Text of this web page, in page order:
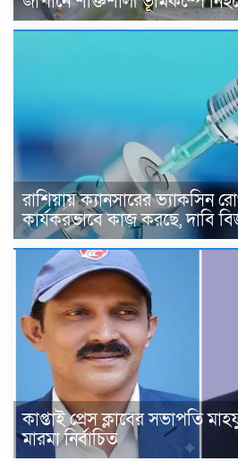
রাশিয়ায় ক্যানসারের ভ্যাকসিন
কার্যকরভাবে কাজ করছে, দাবি
কাপ্তাই প্রেস ক্লাবের সভাপতি
মারমা নির্বাচিত